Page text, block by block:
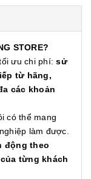
STORE?
ưu chi phí:sử
từ hãng,
các khoản
có thể mang
làm được.
động theo
từng khách